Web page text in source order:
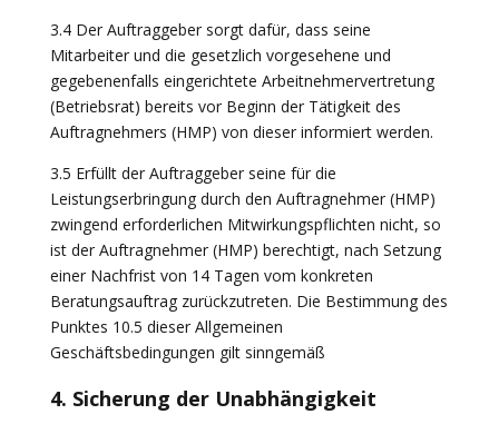
3.4 Der Auftraggeber sorgt dafür, dass seine
Mitarbeiter und die gesetzlich vorgesehene und
gegebenenfalls eingerichtete Arbeitnehmervertretung
(Betriebsrat) bereits vor Beginn der Tätigkeit des
Auftragnehmers (HMP) von dieser informiert werden.
3.5 Erfüllt der Auftraggeber seine für die
Leistungserbringung durch den Auftragnehmer (HMP)
zwingend erforderlichen Mitwirkungspflichten nicht, so
ist der Auftragnehmer (HMP) berechtigt, nach Setzung
einer Nachfrist von 14 Tagen vom konkreten
Beratungsauftrag zurückzutreten. Die Bestimmung des
Punktes 10.5 dieser Allgemeinen
Geschäftsbedingungen gilt sinngemäß
4. Sicherung der Unabhängigkeit